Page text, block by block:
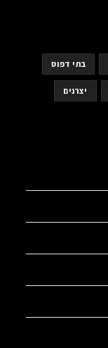
בתי דפוס
יצרנים